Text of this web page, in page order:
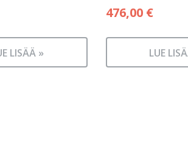
LISÄÄ »
476,00 €
LUE